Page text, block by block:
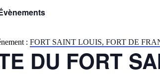
: FORT SAINT LOUIS, FORT DE
DU FORT